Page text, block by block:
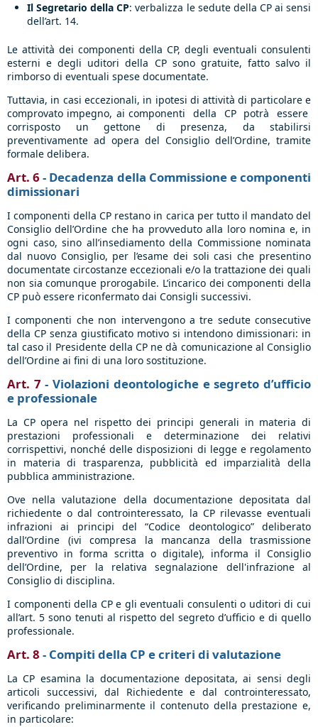
Il Segretario della CP: verbalizza le sedute della CP ai sensi
dell’art. 14.
Le attività dei componenti della CP, degli eventuali consulenti
esterni e degli uditori della CP sono gratuite, fatto salvo il
rimborso di eventuali spese documentate.
Tuttavia, in casi eccezionali, in ipotesi di attività di particolare e
comprovato impegno, ai componenti della CP potrà essere
corrisposto un gettone di presenza, da stabilirsi
preventivamente ad opera del Consiglio dell’Ordine, tramite
formale delibera.
Art. 6- Decadenza della Commissione e componenti
dimissionari
I componenti della CP restano in carica per tutto il mandato del
Consiglio dell’Ordine che ha provveduto alla loro nomina e, in
ogni caso, sino all’insediamento della Commissione nominata
dal nuovo Consiglio, per l’esame dei soli casi che presentino
documentate circostanze eccezionali e/o la trattazione dei quali
non sia comunque prorogabile. L’incarico dei componenti della
CP può essere riconfermato dai Consigli successivi.
I componenti che non intervengono a tre sedute consecutive
della CP senza giustificato motivo si intendono dimissionari: in
tal caso il Presidente della CP ne dà comunicazione al Consiglio
dell’Ordine ai fini di una loro sostituzione.
Art. 7- Violazioni deontologiche e segreto d’ufficio
e professionale
La CP opera nel rispetto dei principi generali in materia di
prestazioni professionali e determinazione dei relativi
corrispettivi, nonché delle disposizioni di legge e regolamento
in materia di trasparenza, pubblicità ed imparzialità della
pubblica amministrazione.
Ove nella valutazione della documentazione depositata dal
richiedente o dal controinteressato, la CP rilevasse eventuali
infrazioni ai principi del “Codice deontologico” deliberato
dall’Ordine (ivi compresa la mancanza della trasmissione
preventivo in forma scritta o digitale), informa il Consiglio
dell’Ordine, per la relativa segnalazione dell'infrazione al
Consiglio di disciplina.
I componenti della CP e gli eventuali consulenti o uditori di cui
all’art. 5 sono tenuti al rispetto del segreto d’ufficio e di quello
professionale.
Art. 8 - Compiti della CP e criteri di valutazione
La CP esamina la documentazione depositata, ai sensi degli
articoli successivi, dal Richiedente e dal controinteressato,
verificando preliminarmente il contenuto della prestazione e,
in particolare: